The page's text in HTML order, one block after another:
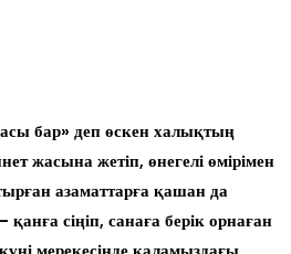
бар» деп өскен халықтың
жасына жетіп, өнегелі өмірімен
азаматтарға қашан да
қанға сіңіп, санаға берік орнаған